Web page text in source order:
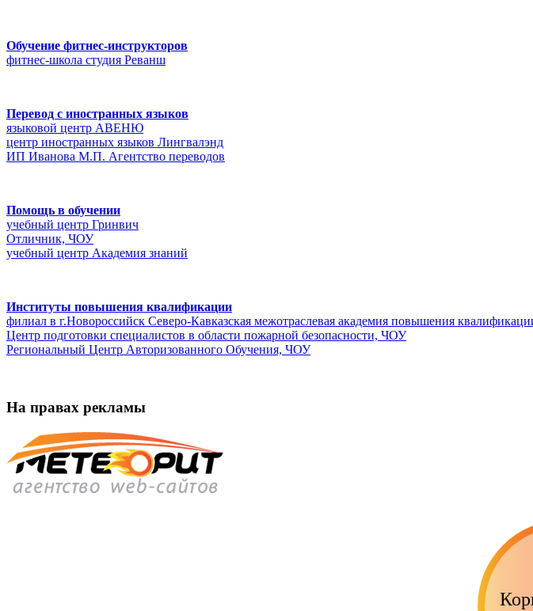
Обучение фитнес-инструкторов
фитнес-школа студия Реванш
Перевод с иностранных языков
языковой центр АВЕНЮ
центр иностранных языков Лингвалэнд
ИП Иванова М.П. Агентство переводов
Помощь в обучении
учебный центр Гринвич
Отличник, ЧОУ
учебный центр Академия знаний
Институты повышения квалификации
филиал в г.Новороссийск Северо-Кавказская межотраслевая академия повышения
Центр подготовки специалистов в области пожарной безопасности, ЧОУ
Региональный Центр Авторизованного Обучения, ЧОУ
На правах рекламы